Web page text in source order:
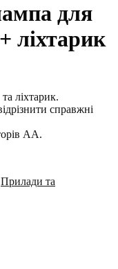
для
ліхтарик
ліхтарик.
справжні
AA.
Прилади та